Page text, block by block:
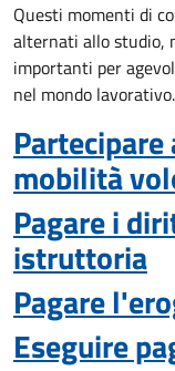
Questi momenti di
alternati allo studio,
importanti per
nel mondo lavorativo.
mobilità
Pagare i
istruttoria
Pagare
Eseguire